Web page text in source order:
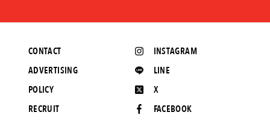
INSTAGRAM
LINE
X
FACEBOOK
CONTACT
ADVERTISING
POLICY
RECRUIT